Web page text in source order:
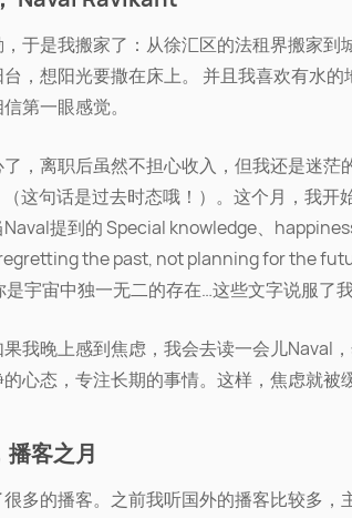
于是我搬家了：从徐汇区的法租界搬家到
，想阳光要撒在床上。 并且我喜欢有水的
第一眼感觉。
，离职后虽然不担心收入，但我还是迷茫
这句话是过去时态哦！）。这个月，我开
提到的 Special knowledge、
the past, not planning for the
宇宙中独一无二的存在…这些文字说服了我
我晚上感到焦虑，我会去读一会儿Naval
心态，专注长期的事情。这样，焦虑就被
播客之月
多的播客。之前我听国外的播客比较多，